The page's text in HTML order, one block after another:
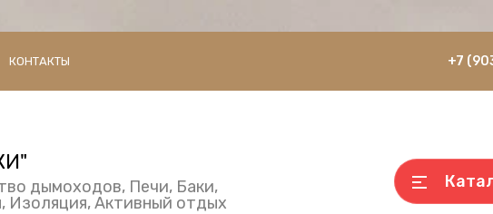
КОНТАКТЫ +7
дымоходов, Печи, Баки,
Изоляция, Активный отдых